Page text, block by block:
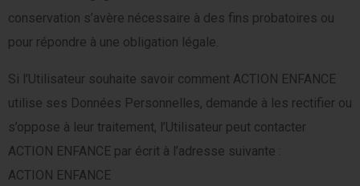
conservation s’avère nécessaire à des fins probatoires ou
pour répondre à une obligation légale.
Si l’Utilisateur souhaite savoir comment ACTION ENFANCE
utilise ses Données Personnelles, demande à les rectifier ou
s’oppose à leur traitement, l’Utilisateur peut contacter
ACTION ENFANCE par écrit à l’adresse suivante :
ACTION ENFANCE